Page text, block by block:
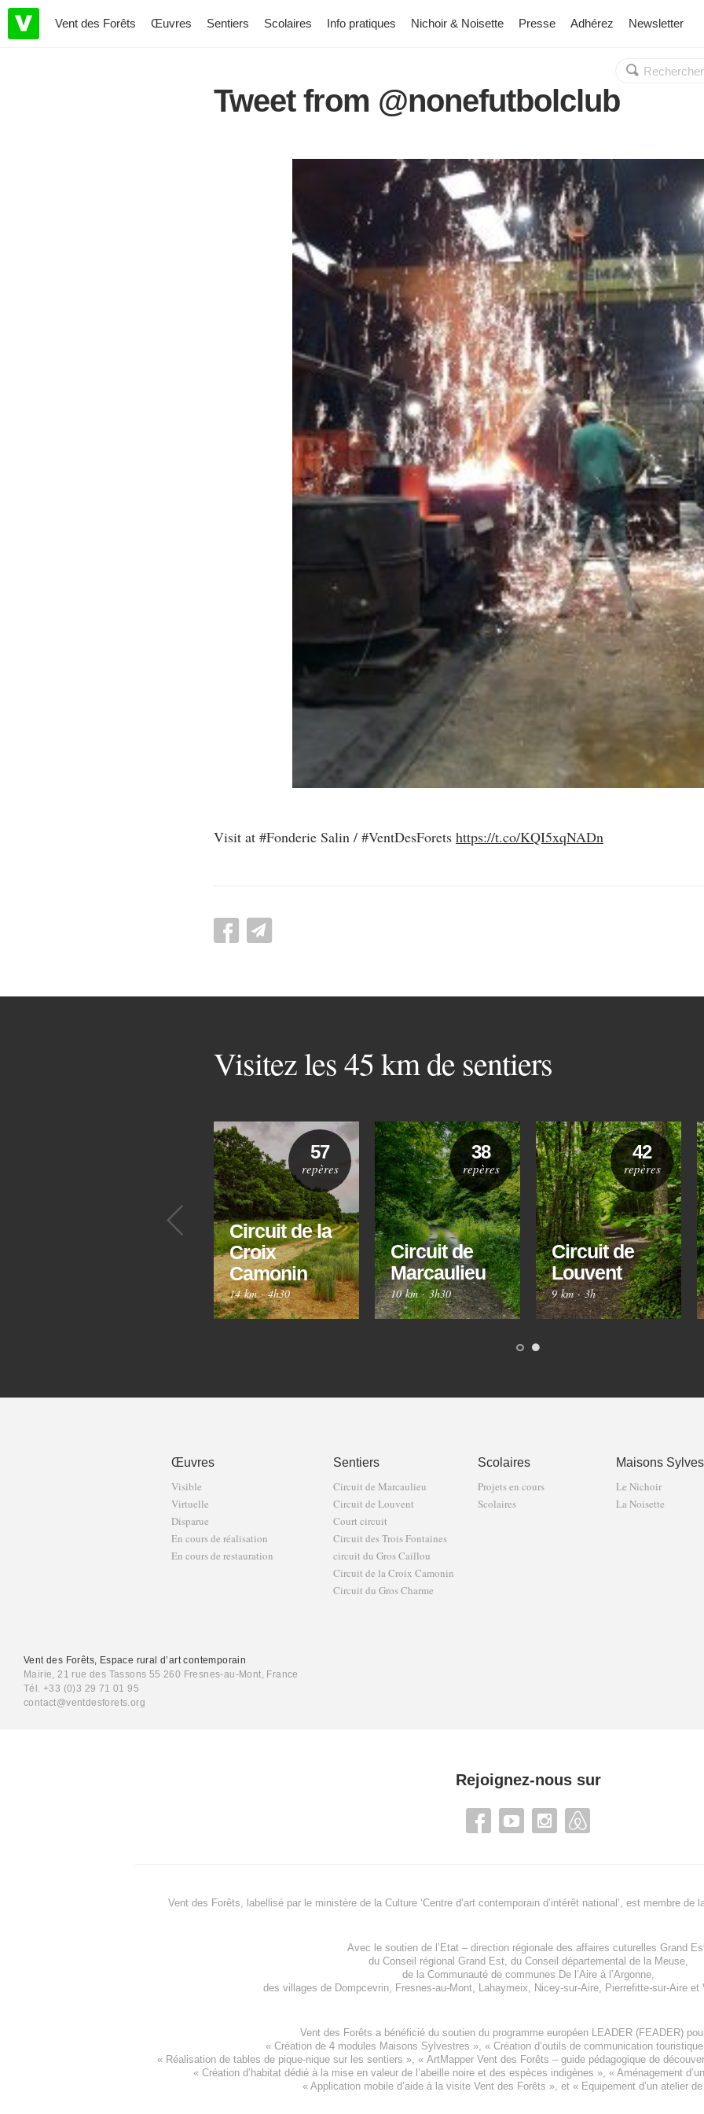
Vent des Forêts Œuvres Sentiers Scolaires Info pratiques Nichoir & Noisette Presse Adhérez Newsletter
Rechercher :
OK
Tweet from @nonefutbolclub
Visit at #Fonderie Salin / #VentDesForets https://t.co/KQI5xqNADn
Visitez les 45 km de sentiers
Précédent
Circuit de la
Croix
Camonin
14 km·4h30
57
repères
Circuit de
Marcaulieu
10 km·3h30
38
repères
Circuit de
Louvent
9 km·3h
42
repères
Œuvres
Visible
Virtuelle
Disparue
En cours de réalisation
En cours de restauration
Sentiers
Circuit de Marcaulieu
Circuit de Louvent
Court circuit
Circuit des Trois Fontaines
circuit du Gros Caillou
Circuit de la Croix Camonin
Circuit du Gros Charme
Scolaires
Projets en cours
Scolaires
Maisons
Le Nichoir
La Noisette
Vent des Forêts, Espace rural d’art contemporain
Mairie, 21 rue des Tassons 55 260 Fresnes-au-Mont, France
Tél. +33 (0)3 29 71 01 95
contact@ventdesforets.org
Rejoignez-nous sur
Vent des Forêts, labellisé par le ministère de la Culture ‘Centre d’art contemporain d’intérêt national’, est membre de
Avec le soutien de l’ Etat – direction régionale des affaires cuturelles Grand
du Conseil régional Grand Est, du Conseil départemental de la Meuse,
de la Communauté de communes De l’Aire à l’Argonne,
des villages de Dompcevrin, Fresnes-au-Mont, Lahaymeix, Nicey-sur-Aire, Pierrefitte-sur-Aireet
Vent des Forêts a bénéficié du soutien du programme européen LEADER (FEADER)
« Création de 4 modules Maisons Sylvestres », « Création d’outils de communication
« Réalisation de tables de pique-nique sur les sentiers », « ArtMapper Vent des Forêts – guide pédagogique de
« Création d’habitat dédié à la mise en valeur de l’abeille noire et des espèces indigènes », « Aménagement
« Application mobile d’aide à la visite Vent des Forêts », et « Equipement d’un atelier